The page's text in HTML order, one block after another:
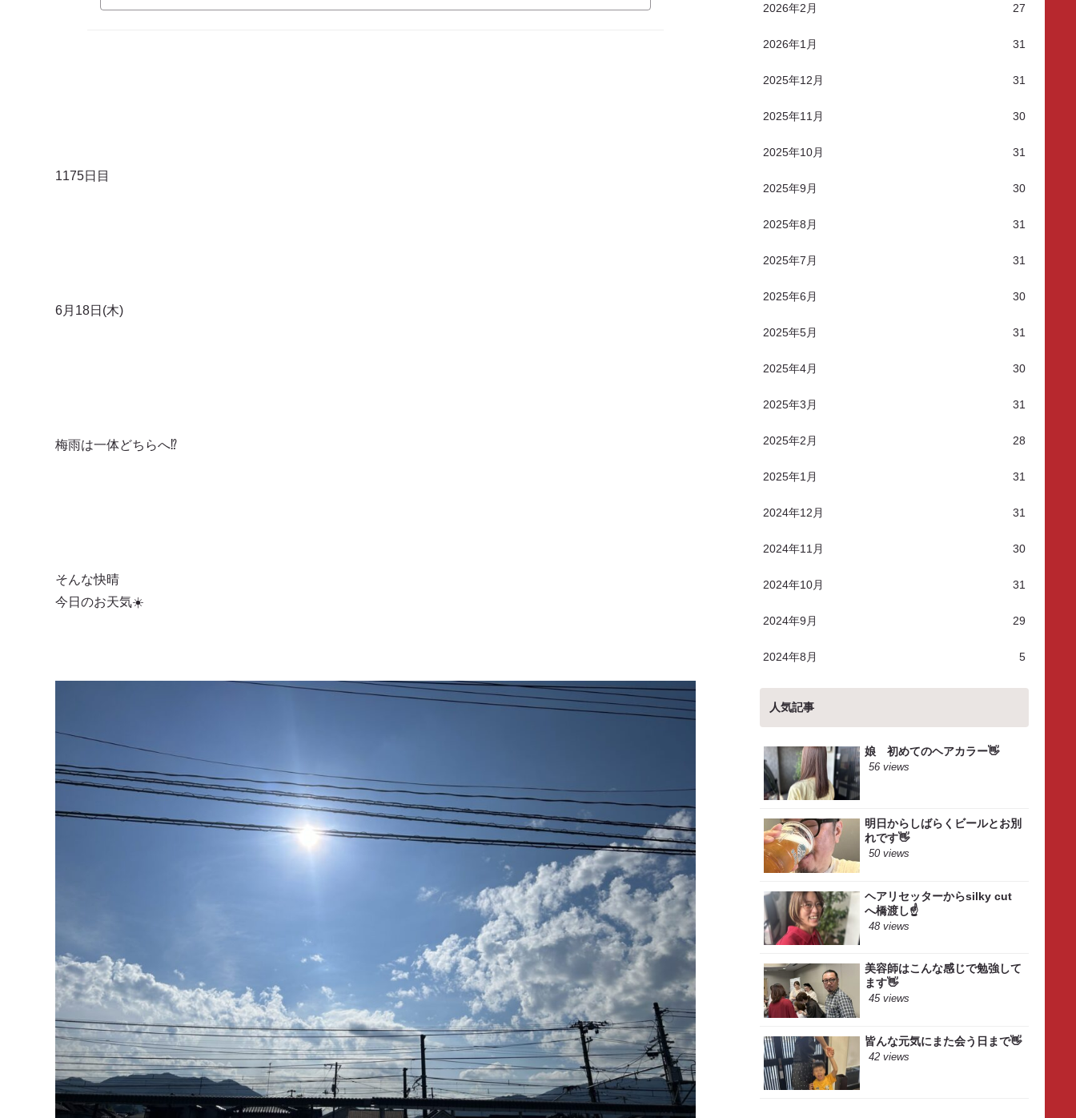
1175日目
6月18日(木)
梅雨は一体どちらへ⁉️
そんな快晴
今日のお天気☀️
2026年2月 27
2026年1月 31
2025年12月 31
2025年11月 30
2025年10月 31
2025年9月 30
2025年8月 31
2025年7月 31
2025年6月 30
2025年5月 31
2025年4月 30
2025年3月 31
2025年2月 28
2025年1月 31
2024年12月 31
2024年11月 30
2024年10月 31
2024年9月 29
2024年8月 5
人気記事
娘 初めてのヘアカラー👋
56 views
明日からしばらくビールとお別
れです👋
50 views
ヘアリセッターからsilky cut
へ橋渡し☝️
48 views
美容師はこんな感じで勉強して
ます👋
45 views
皆んな元気にまた会う日まで👋
42 views